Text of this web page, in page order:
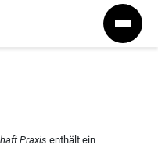
Praxis enthält ein